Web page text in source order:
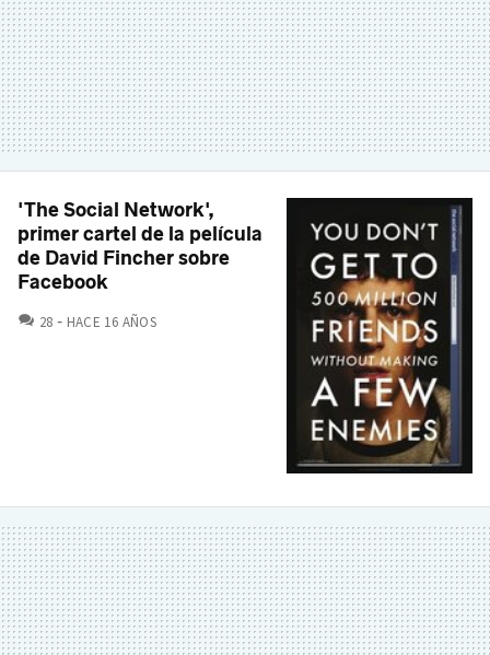
'The Social Network',
primer cartel de la película
de David Fincher sobre
Facebook
28 COMENTARIOS
HACE 16 AÑOS